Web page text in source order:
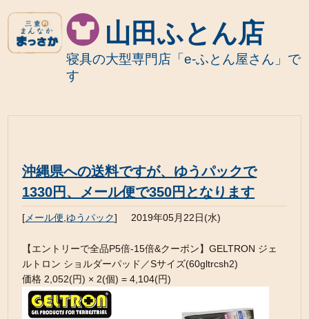
山田ふとん店
寝具の大型専門店「e-ふとん屋さん」で
す
沖縄県への送料ですが、ゆうパックで
1330円、メール便で350円となります
[ メール便 ゆうパック] 2019年05月22日(水)
【エントリーで全品P5倍-15倍&クーポン】GELTRON ジェ
ルトロン ショルダーパッド／Sサイズ(60gltrcsh2)
価格 2,052(円) × 2(個) = 4,104(円)